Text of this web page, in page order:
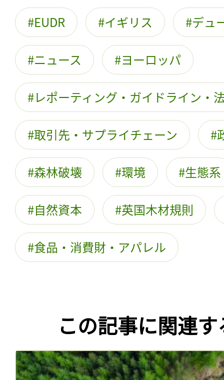
EUDR イギリス デュ
ニュース ヨーロッパ
レポーティング・ガイドライン・
取引先・サプライチェーン
森林破壊 環境 生態系
自然資本 英国木材規則
食品・消費財・アパレル
この記事に関連